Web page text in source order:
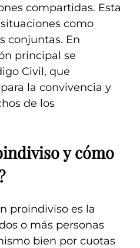
compartidas. Esta
como
conjuntas. En
principal se
Civil, que
la convivencia y
de los
y cómo
proindiviso es la
o más personas
bien por cuotas